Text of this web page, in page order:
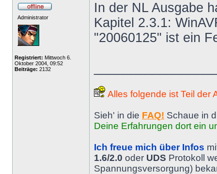
Administrator
Registriert: Mittwoch 6.
Oktober 2004, 09:52
Beiträge: 2132
In der NL Ausgabe
Kapitel 2.3.1:
"20060125" ist ein
Alles folgende ist Teil der
Sieh' in die FAQ! Schaue in
Deine Erfahrungen dort ein
Ich freue mich über Infos
1.6/2.0 oder UDS Protokoll
Spannungsversorgung)